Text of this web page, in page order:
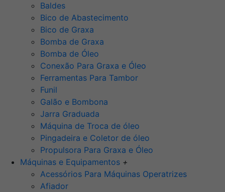
Baldes
Bico de Abastecimento
Bico de Graxa
Bomba de Graxa
Bomba de Óleo
Conexão Para Graxa e Óleo
Ferramentas Para Tambor
Funil
Galão e Bombona
Jarra Graduada
Máquina de Troca de óleo
Pingadeira e Coletor de óleo
Propulsora Para Graxa e Óleo
Máquinas e Equipamentos +
Acessórios Para Máquinas Operatrizes
Afiador